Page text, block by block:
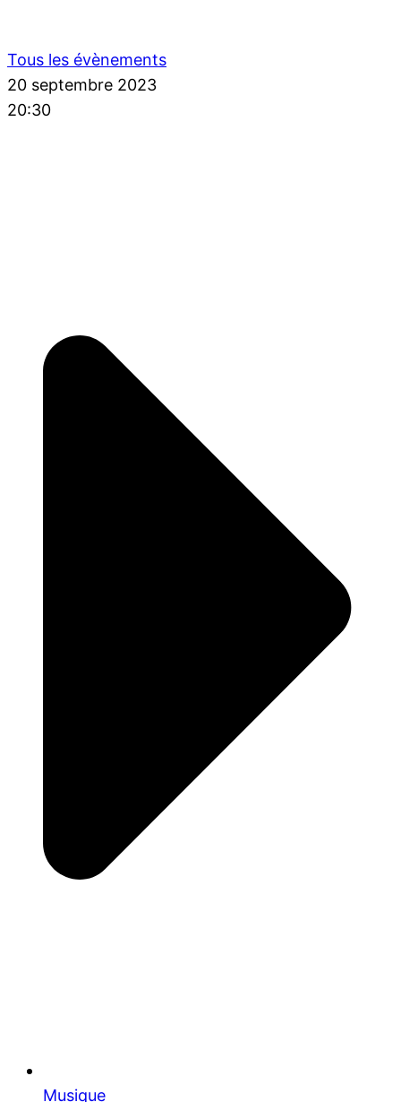
Tous les évènements
20 septembre 2023
20:30
Musique